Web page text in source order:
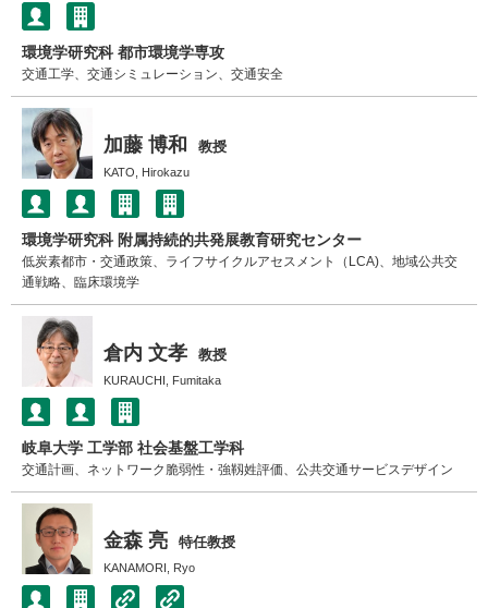
環境学研究科 都市環境学専攻
交通工学、交通シミュレーション、交通安全
加藤 博和 教授
KATO, Hirokazu
環境学研究科 附属持続的共発展教育研究センター
低炭素都市・交通政策、ライフサイクルアセスメント（LCA)、地域公共交
通戦略、臨床環境学
倉内 文孝 教授
KURAUCHI, Fumitaka
岐阜大学 工学部 社会基盤工学科
交通計画、ネットワーク脆弱性・強靱姓評価、公共交通サービスデザイン
金森 亮 特任教授
KANAMORI, Ryo